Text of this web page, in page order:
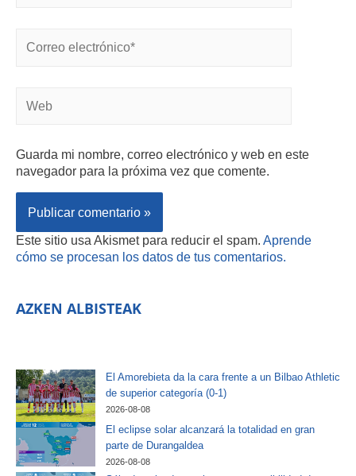
Guarda mi nombre, correo electrónico y web en este
navegador para la próxima vez que comente.
Este sitio usa Akismet para reducir el spam. Aprende
cómo se procesan los datos de tus comentarios.
AZKEN ALBISTEAK
El Amorebieta da la cara frente a un Bilbao Athletic
de superior categoría (0-1)
2026-08-08
El eclipse solar alcanzará la totalidad en gran
parte de Durangaldea
2026-08-08